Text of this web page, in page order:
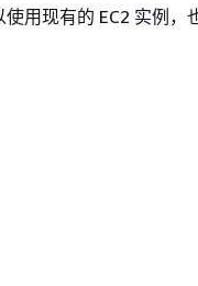
使用现有的 EC2 实例，